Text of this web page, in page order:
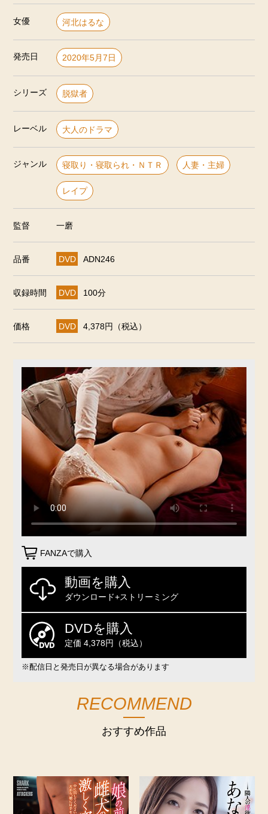
女優 河北はるな
発売日 2020年5月7日
シリーズ 脱獄者
レーベル 大人のドラマ
ジャンル 寝取り・寝取られ・ＮＴＲ 人妻・主婦
レイプ
監督 一磨
品番 DVD ADN246
収録時間 DVD 100分
価格 DVD 4,378円（税込）
FANZAで購入
動画を購入
ダウンロード+ストリーミング
DVDを購入
定価 4,378円（税込）
※配信日と発売日が異なる場合があります
RECOMMEND
おすすめ作品